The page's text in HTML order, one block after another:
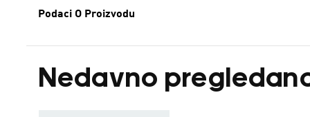
Podaci O Proizvodu
Nedavno